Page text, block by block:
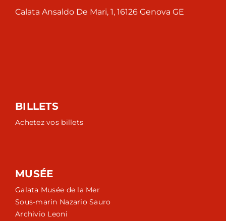
Calata Ansaldo De Mari, 1, 16126 Genova GE
BILLETS
Achetez vos billets
MUSÉE
Galata Musée de la Mer
Sous-marin Nazario Sauro
Archivio Leoni